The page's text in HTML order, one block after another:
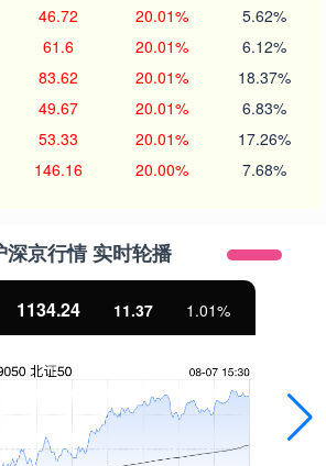
46.72 20.01% 5.62%
61.6 20.01% 6.12%
83.62 20.01% 18.37%
49.67 20.01% 6.83%
53.33 20.01% 17.26%
146.16 20.00% 7.68%
深京行情 实时轮播
1134.24 11.37 1.01%